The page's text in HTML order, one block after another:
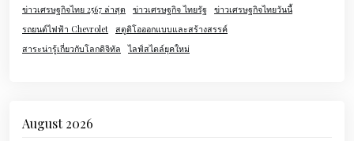
ข่าวเศรษฐกิจไทย 2567 ล่าสุด
ข่าวเศรษฐกิจ ไทยรัฐ ข่าวเศรษฐกิจไทยวันนี้
รถยนต์ไฟฟ้า Chevrolet สตูดิโอออกแบบและสร้างสรรค์
สาระน่ารู้เกี่ยวกับโลกดิจิทัล
ไลฟ์สไตล์ยุคใหม่
August 2026